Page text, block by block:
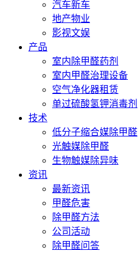
汽车新车
地产物业
影视文娱
产品
室内除甲醛药剂
室内甲醛治理设备
空气净化器租赁
单过硫酸氢钾消毒剂
技术
低分子缩合媒除甲醛
光触媒除甲醛
生物触媒除异味
资讯
最新资讯
甲醛危害
除甲醛方法
公司活动
除甲醛问答